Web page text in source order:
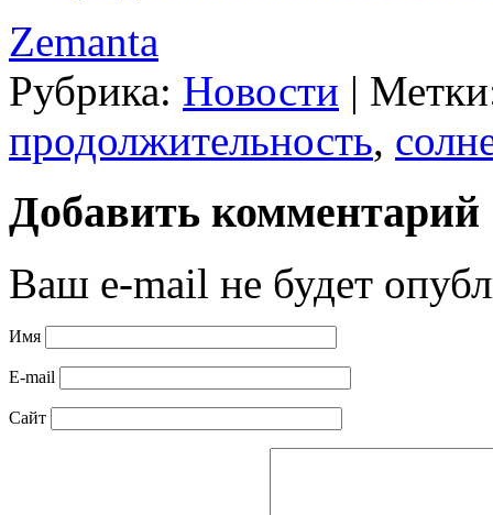
Zemanta
Рубрика: Новости |
продолжительность,
Добавить комментарий
Ваш e-mail не будет
Имя
E-mail
Сайт